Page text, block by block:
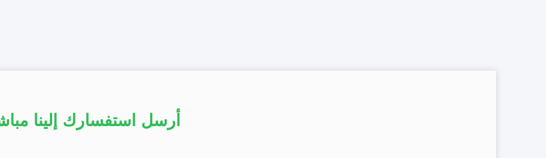
أرسل استفسارك إلينا